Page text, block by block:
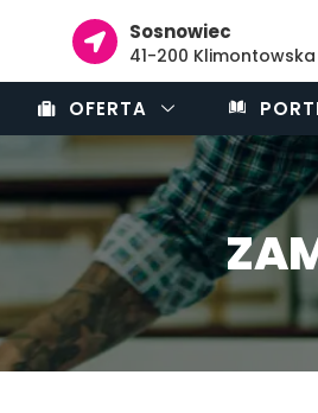
Sosnowiec
41-200 Klimontowska
OFERTA